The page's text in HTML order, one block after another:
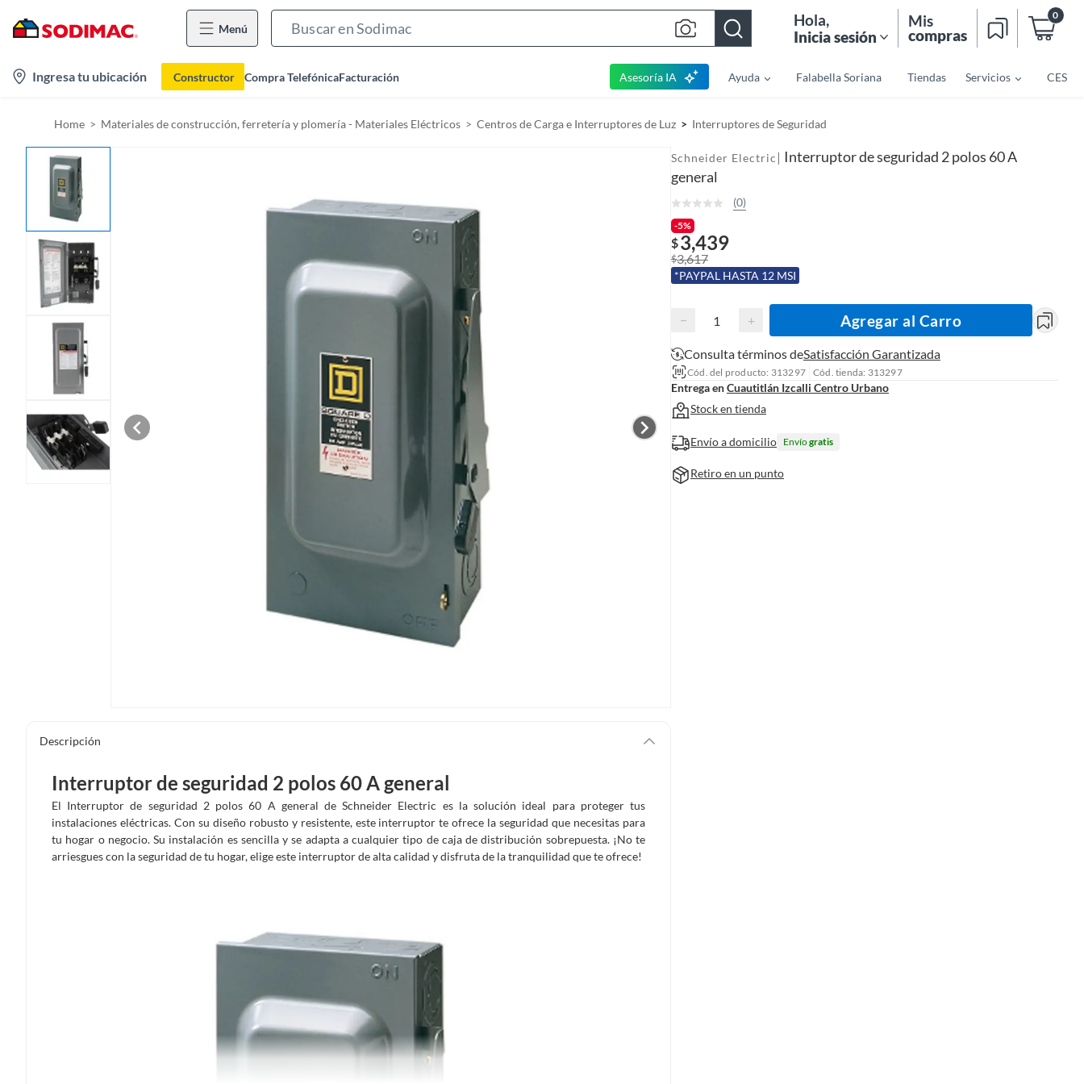
Menú
h
Hola,
Inicia sesión
Mis
compras
0
Ingresa tu ubicación Constructor Compra TelefónicaFacturación Asesoría IA Ayuda Falabella Soriana Tiendas Servicios CES
Home Materiales de construcción, ferretería y plomería - Materiales Eléctricos Centros de Carga e Interruptores de Luz Interruptores de Seguridad
Descripción
Interruptor de seguridad 2 polos 60 A general
El Interruptor de seguridad 2 polos 60 A general de Schneider Electric es la solución ideal para proteger tus
instalaciones eléctricas. Con su diseño robusto y resistente, este interruptor te ofrece la seguridad que necesitas para
tu hogar o negocio. Su instalación es sencilla y se adapta a cualquier tipo de caja de distribución sobrepuesta. ¡No te
arriesgues con la seguridad de tu hogar, elige este interruptor de alta calidad y disfruta de la tranquilidad que te ofrece!
Schneider Electric | Interruptor de seguridad 2 polos 60 A
general
(0)
-5%
$3,439
$3,617
*PAYPAL HASTA 12 MSI
− + Agregar al Carro
Consulta términos deSatisfacción Garantizada
Cód. del producto: 313297 Cód. tienda: 313297
Entrega enCuautitlán Izcalli Centro Urbano
Stock en tienda
Envío a domicilio Envíogratis
Retiro en un punto